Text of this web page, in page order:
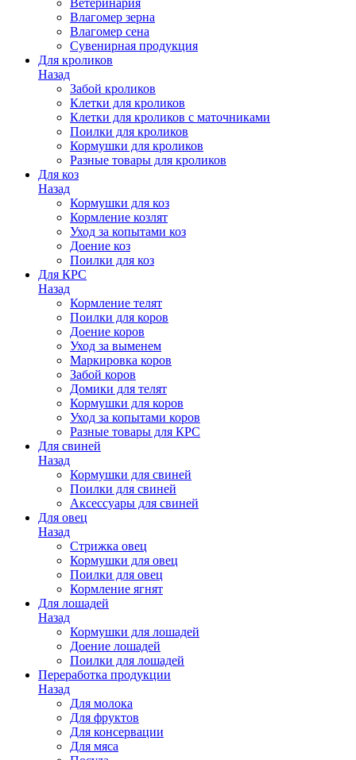
Ветеринария
Влагомер зерна
Влагомер сена
Сувенирная продукция
Для кроликов
Назад
Забой кроликов
Клетки для кроликов
Клетки для кроликов с маточниками
Поилки для кроликов
Кормушки для кроликов
Разные товары для кроликов
Для коз
Назад
Кормушки для коз
Кормление козлят
Уход за копытами коз
Доение коз
Поилки для коз
Для КРС
Назад
Кормление телят
Поилки для коров
Доение коров
Уход за выменем
Маркировка коров
Забой коров
Домики для телят
Кормушки для коров
Уход за копытами коров
Разные товары для КРС
Для свиней
Назад
Кормушки для свиней
Поилки для свиней
Аксессуары для свиней
Для овец
Назад
Стрижка овец
Кормушки для овец
Поилки для овец
Кормление ягнят
Для лошадей
Назад
Кормушки для лошадей
Доение лошадей
Поилки для лошадей
Переработка продукции
Назад
Для молока
Для фруктов
Для консервации
Для мяса